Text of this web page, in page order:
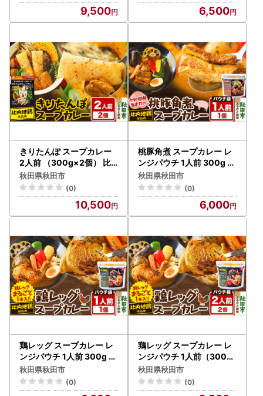
9,500 6,500
きりたんぽ スープカレー
2人前 （300g×2個） 比
内地鶏 仕込み 秋田名物 郷
土料理
秋田県秋田市
(0)
10,500
桃豚角煮 スープカレー レ
ンジパウチ 1人前 300g 比
内地鶏 仕込み
秋田県秋田市
(0)
6,000
鶏レッグ スープカレー レ
ンジパウチ 1人前 300g 比
内地鶏 仕込み
秋田県秋田市
(0)
鶏レッグ スープカレー レ
ンジパウチ 1人前（300g
）×2個 比内地鶏 仕込み
秋田県秋田市
(0)